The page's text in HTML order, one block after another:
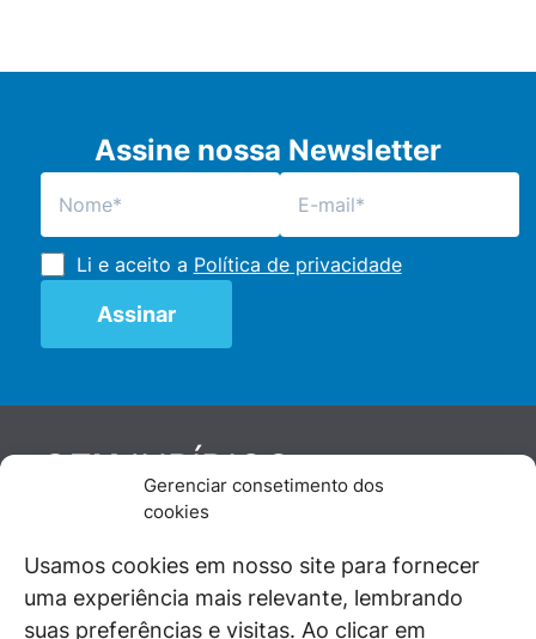
Gerenciar consetimento dos
cookies
Usamos cookies em nosso site para fornecer
uma experiência mais relevante, lembrando
suas preferências e visitas. Ao clicar em
Assine nossa Newsletter
Li e aceito a Política de privacidade
GENJURÍDICO
De maneira independente, os autores e
juristas e doutrinadores nacionais, se posicionam
diante de questões relevantes do cotidiano e
universo jurídico.